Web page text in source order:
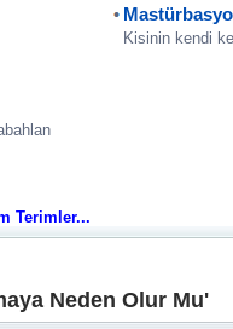
Kisinin kendi
Terimler...
Neden Olur Mu'